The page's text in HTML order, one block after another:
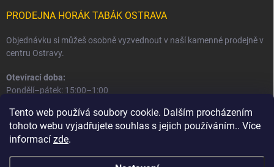
Tento web používá soubory cookie. Dalším procházením
tohoto webu vyjadřujete souhlas s jejich používáním.. Více
informací zde.
PRODEJNA HORÁK TABÁK OSTRAVA
Objednávku si můžeš osobně vyzvednout v naší kamenné prodejně v
centru Ostravy.
Otevírací doba:
Pondělí–pátek: 15:00–1:00
Informace o prodejně a osobním odběru